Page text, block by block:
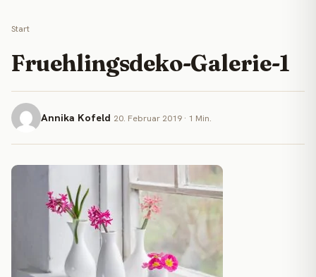
Start
Fruehlingsdeko-Galerie-1
Annika Kofeld 20. Februar 2019 · 1 Min.